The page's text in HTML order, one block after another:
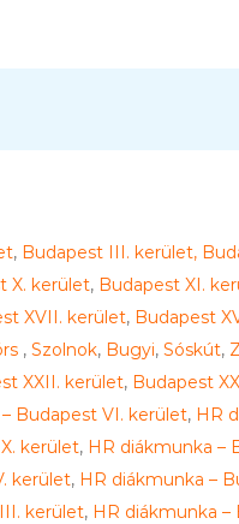
, Budapest III. kerület,
X. kerület, Budapest XI.
XVII. kerület, Budapest
, Szolnok, Bugyi, Sóskút,
XXII. kerület, Budapest
Budapest VI. kerület, HR
kerület, HR diákmunka –
kerület, HR diákmunka –
kerület, HR diákmunka –